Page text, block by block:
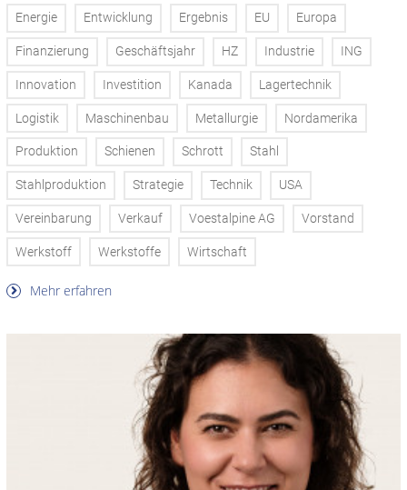
Energie Entwicklung Ergebnis EU Europa
Finanzierung Geschäftsjahr HZ Industrie ING
Innovation Investition Kanada Lagertechnik
Logistik Maschinenbau Metallurgie Nordamerika
Produktion Schienen Schrott Stahl
Stahlproduktion Strategie Technik USA
Vereinbarung Verkauf Voestalpine AG Vorstand
Werkstoff Werkstoffe Wirtschaft
Mehr erfahren